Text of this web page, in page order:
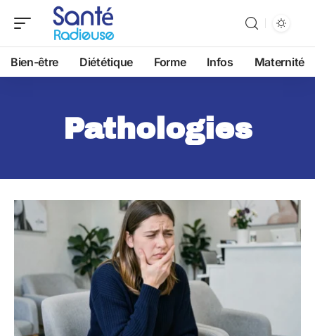
Bien-être Diététique Forme Infos Maternité
Pathologies